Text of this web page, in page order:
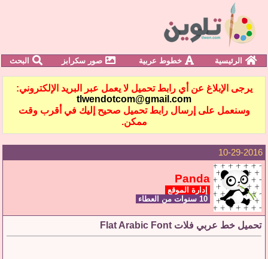
الرئيسية خطوط عربية صور سكرابز البحث
يرجى الإبلاغ عن أي رابط تحميل لا يعمل عبر البريد الإلكتروني:
tlwendotcom@gmail.com
وسنعمل على إرسال رابط تحميل صحيح إليك في أقرب وقت
ممكن.
10-29-2016
Panda
إدارة الموقع
تحميل خط عربي فلات Flat Arabic Font